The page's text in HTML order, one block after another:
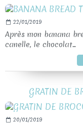
22/01/2019
Après mon banana
canelle, le chocolat...
GRATIN DE
20/01/2019